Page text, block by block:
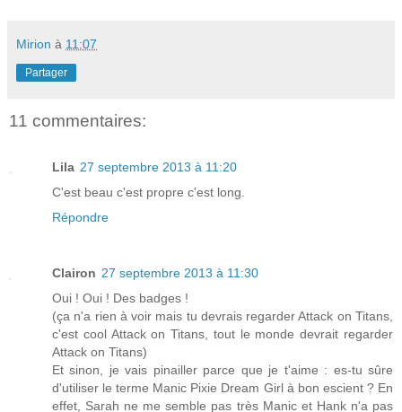
Mirion à 11:07
Partager
11 commentaires:
Lila 27 septembre 2013 à 11:20
C'est beau c'est propre c'est long.
Répondre
Clairon 27 septembre 2013 à 11:30
Oui ! Oui ! Des badges !
(ça n'a rien à voir mais tu devrais regarder Attack on Titans,
c'est cool Attack on Titans, tout le monde devrait regarder
Attack on Titans)
Et sinon, je vais pinailler parce que je t'aime : es-tu sûre
d'utiliser le terme Manic Pixie Dream Girl à bon escient ? En
effet, Sarah ne me semble pas très Manic et Hank n'a pas